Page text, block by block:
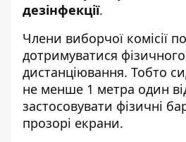
дезінфекції.
Члени виборчої комісії
дотримуватися фізичного
дистанціювання. Тобто
не менше 1 метра один
застосовувати фізичні
прозорі екрани.